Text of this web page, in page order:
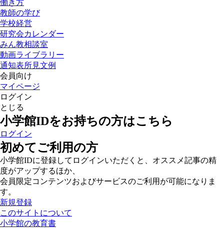
働き方
教師の学び
学校経営
研究会カレンダー
みん教相談室
動画ライブラリー
通知表所見文例
会員向け
マイページ
ログイン
とじる
小学館IDをお持ちの方はこちら
ログイン
初めてご利用の方
小学館IDに登録してログインいただくと、オススメ記事の精
度がアップするほか、
会員限定コンテンツおよびサービスのご利用が可能になりま
す。
新規登録
このサイトについて
小学館の教育書